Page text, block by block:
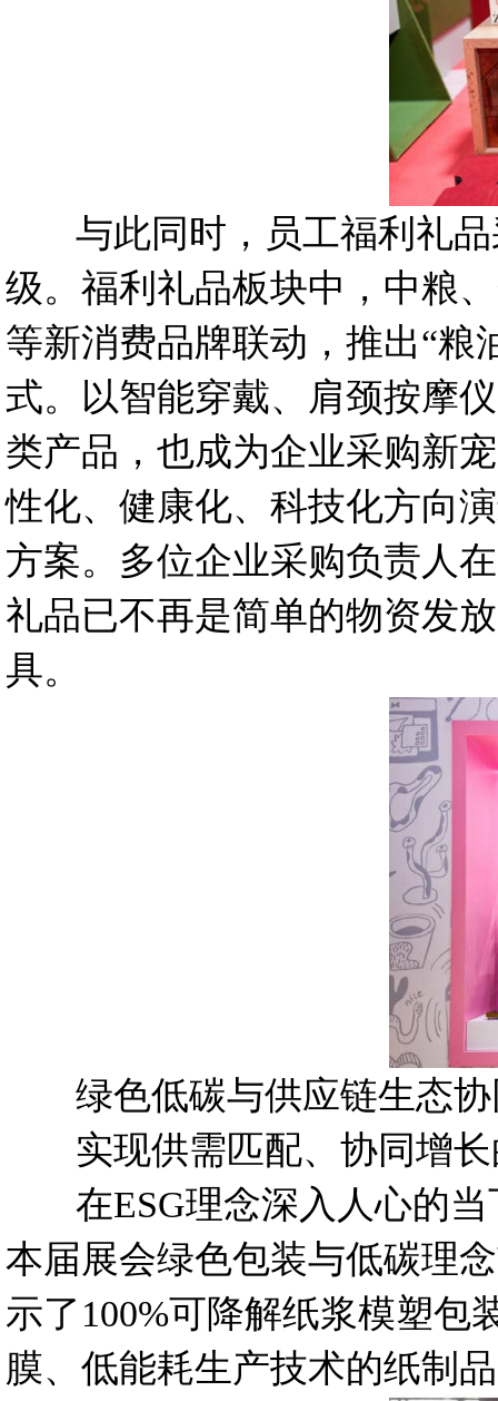
与此同时，员工福利礼品
级。福利礼品板块中，中粮
等新消费品牌联动，推出“粮
式。以智能穿戴、肩颈按摩
类产品，也成为企业采购新
性化、健康化、科技化方向
方案。多位企业采购负责人
礼品已不再是简单的物资发
具。
绿色低碳与供应链生态协
实现供需匹配、协同增长
在ESG理念深入人心的当
本届展会绿色包装与低碳理
示了100%可降解纸浆模塑包
膜、低能耗生产技术的纸制